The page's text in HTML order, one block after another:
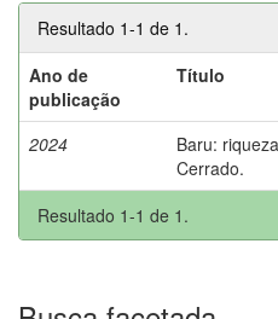
Resultado 1-1 de 1.
Ano de
publicação
Título
2024
Baru:
Cerrado.
Resultado 1-1 de 1.